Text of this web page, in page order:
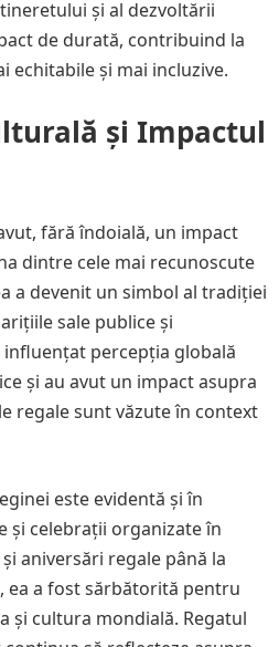
și al dezvoltării
de durată, contribuind la
echitabile și mai incluzive.
și Impactul
fără îndoială, un impact
dintre cele mai recunoscute
a devenit un simbol al tradiției
sale publice și
percepția globală
și au avut un impact asupra
regale sunt văzute în context
este evidentă și în
și celebrații organizate în
aniversări regale până la
ea a fost sărbătorită pentru
și cultura mondială. Regatul